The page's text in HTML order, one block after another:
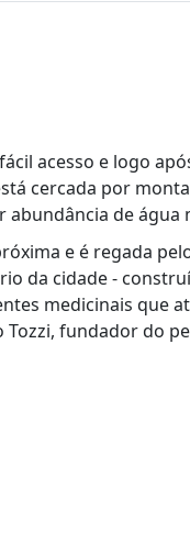
acesso e logo
cercada por
abundância de água
e é regada
da cidade -
medicinais que
Tozzi, fundador do